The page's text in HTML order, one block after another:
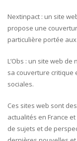
Nextinpact : un site
propose une
particulière portée
L’Obs : un site web
sa couverture critique
sociales.
Ces sites web sont
actualités en France
de sujets et de